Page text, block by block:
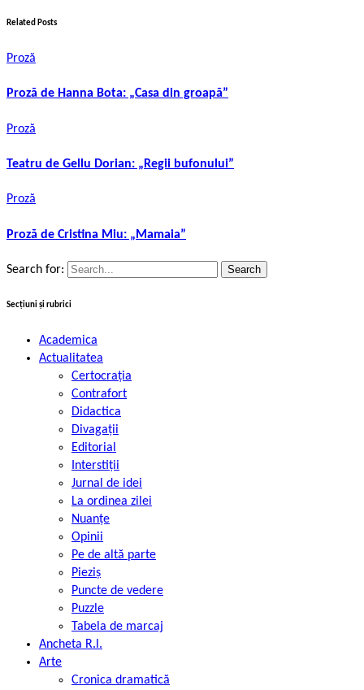
Related Posts
Proză
Proză de Hanna Bota: „Casa din groapă”
Proză
Teatru de Gellu Dorian: „Regii bufonului”
Proză
Proză de Cristina Miu: „Mamaia”
Search for:
Secțiuni și rubrici
Academica
Actualitatea
Certocrația
Contrafort
Didactica
Divagații
Editorial
Interstiții
Jurnal de idei
La ordinea zilei
Nuanțe
Opinii
Pe de altă parte
Pieziș
Puncte de vedere
Puzzle
Tabela de marcaj
Ancheta R.l.
Arte
Cronica dramatică